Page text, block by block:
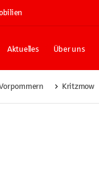
Aktuelles Über uns
Kritzmow